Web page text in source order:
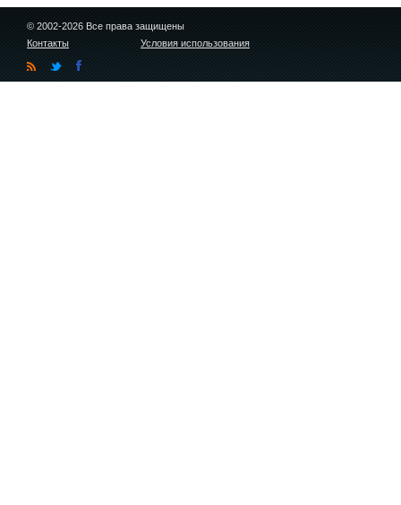
© 2002-2026 Все права защищены
Контакты
Условия использования